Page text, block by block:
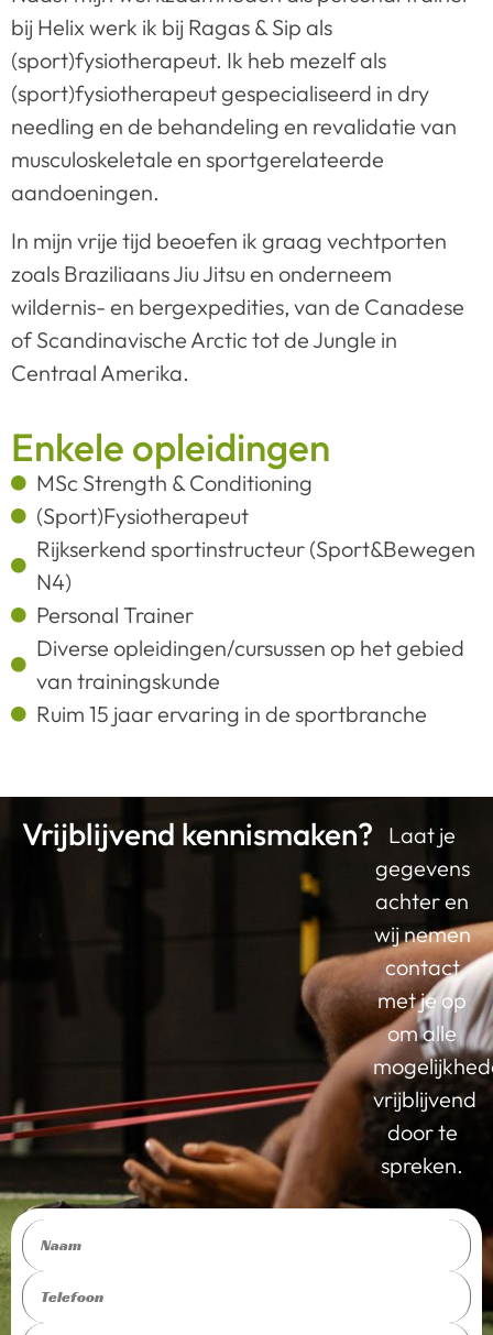
bij Helix werk ik bij Ragas & Sip als
(sport)fysiotherapeut. Ik heb mezelf als
(sport)fysiotherapeut gespecialiseerd in dry
needling en de behandeling en revalidatie van
musculoskeletale en sportgerelateerde
aandoeningen.
In mijn vrije tijd beoefen ik graag vechtporten
zoals Braziliaans Jiu Jitsu en onderneem
wildernis- en bergexpedities, van de Canadese
of Scandinavische Arctic tot de Jungle in
Centraal Amerika.
Enkele opleidingen
MSc Strength & Conditioning
(Sport)Fysiotherapeut
Rijkserkend sportinstructeur (Sport&Bewegen
N4)
Personal Trainer
Diverse opleidingen/cursussen op het gebied
van trainingskunde
Ruim 15 jaar ervaring in de sportbranche
Vrijblijvend kennismaken?
Laat je
gegevens
achter en
wij nemen
contact
met je op
om alle
vrijblijvend
door te
spreken.